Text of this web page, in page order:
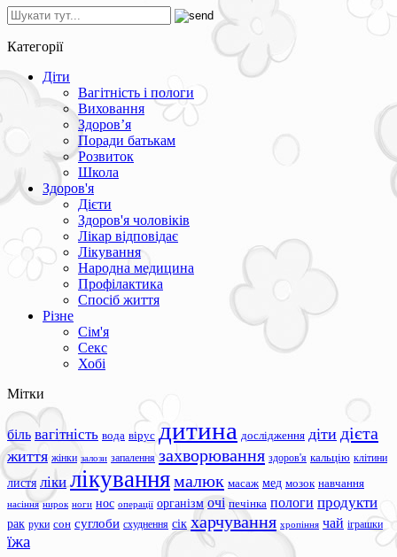
Категорії
Діти
Вагітність і пологи
Виховання
Здоров’я
Поради батькам
Розвиток
Школа
Здоров'я
Дієти
Здоров'я чоловіків
Лікар відповідає
Лікування
Народна медицина
Профілактика
Спосіб життя
Різне
Сім'я
Секс
Хобі
Мітки
біль вагітність вода вірус дитина дослідження діти дієта
життя жінки залози запалення захворювання здоров'я кальцію клітини
листя ліки лікуваннямалюк масаж мед мозок навчання
насіння нирок ноги нос операції організм очі печінка пологи продукти
рак руки сон суглоби схуднення сік харчування хропіння чай іграшки
їжа